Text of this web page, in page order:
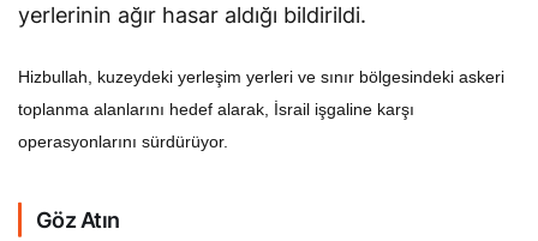
yerlerinin ağır hasar aldığı bildirildi.
Hizbullah, kuzeydeki yerleşim yerleri ve sınır bölgesindeki askeri
toplanma alanlarını hedef alarak, İsrail işgaline karşı
operasyonlarını sürdürüyor.
Göz Atın